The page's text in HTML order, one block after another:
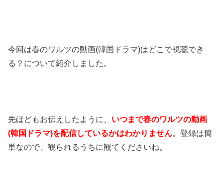
今回は春のワルツの動画(韓国ドラマ)はどこで視聴でき
る？について紹介しました。
先ほどもお伝えしたように、 いつまで春のワルツの動画
(韓国ドラマ)を配信しているかはわかりません。登録は簡
単なので、観られるうちに観てくださいね。